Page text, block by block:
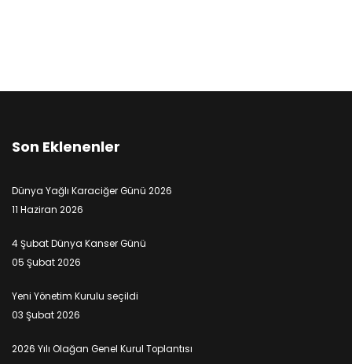
Son Eklenenler
Dünya Yağlı Karaciğer Günü 2026
11 Haziran 2026
4 Şubat Dünya Kanser Günü
05 Şubat 2026
Yeni Yönetim Kurulu seçildi
03 Şubat 2026
2026 Yılı Olağan Genel Kurul Toplantısı